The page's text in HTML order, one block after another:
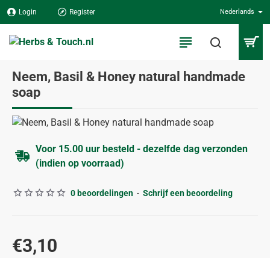
Login Register Nederlands
Neem, Basil & Honey natural handmade
soap
Voor 15.00 uur besteld - dezelfde dag verzonden
(indien op voorraad)
0 beoordelingen - Schrijf een beoordeling
€3,10